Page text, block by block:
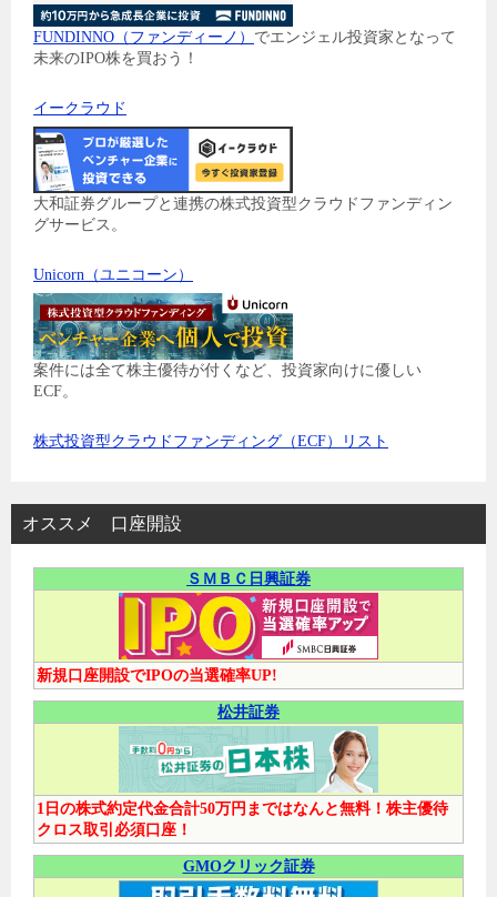
FUNDINNO（ファンディーノ） でエンジェル投資家となって
未来のIPO株を買おう！
イークラウド
大和証券グループと連携の株式投資型クラウドファンディン
グサービス。
Unicorn（ユニコーン）
案件には全て株主優待が付くなど、投資家向けに優しい
ECF。
株式投資型クラウドファンディング（ECF）リスト
オススメ 口座開設
ＳＭＢＣ日興証券
新規口座開設でIPOの当選確率UP!
松井証券
1日の株式約定代金合計50万円まではなんと無料！株主優待
クロス取引必須口座！
GMOクリック証券